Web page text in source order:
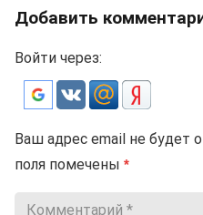
Добавить
Войти через:
Ваш адрес email не будет
поля помечены *